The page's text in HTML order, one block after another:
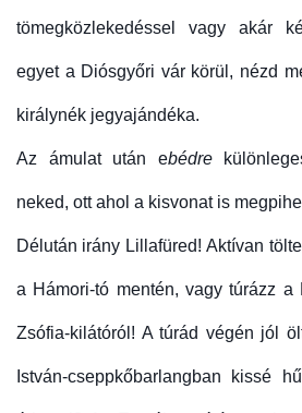
tömegközlekedéssel vagy akár
egyet a Diósgyőri vár körül, nézd
királynék jegyajándéka.
Az ámulat után ebédre
neked, ott ahol a kisvonat is
Délután irány Lillafüred!Aktívan
a Hámori-tó mentén, vagy túrázz a
Zsófia-kilátóról! A túrád végén jól
István-cseppkőbarlangban kissé